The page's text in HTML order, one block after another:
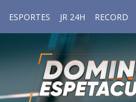
ESPORTES JR 24H RECORD